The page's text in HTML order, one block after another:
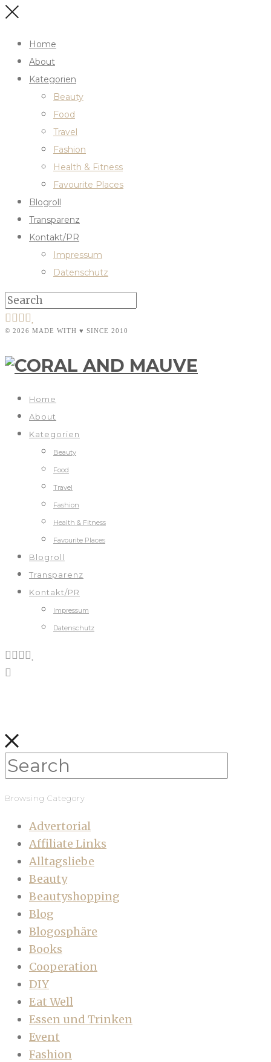
Home
About
Kategorien
Beauty
Food
Travel
Fashion
Health & Fitness
Favourite Places
Blogroll
Transparenz
Kontakt/PR
Impressum
Datenschutz
© 2026 MADE WITH ♥ SINCE 2010
Home
About
Kategorien
Beauty
Food
Travel
Fashion
Health & Fitness
Favourite Places
Blogroll
Transparenz
Kontakt/PR
Impressum
Datenschutz
Browsing Category
Advertorial
Affiliate Links
Alltagsliebe
Beauty
Beautyshopping
Blog
Blogosphäre
Books
Cooperation
DIY
Eat Well
Essen und Trinken
Event
Fashion